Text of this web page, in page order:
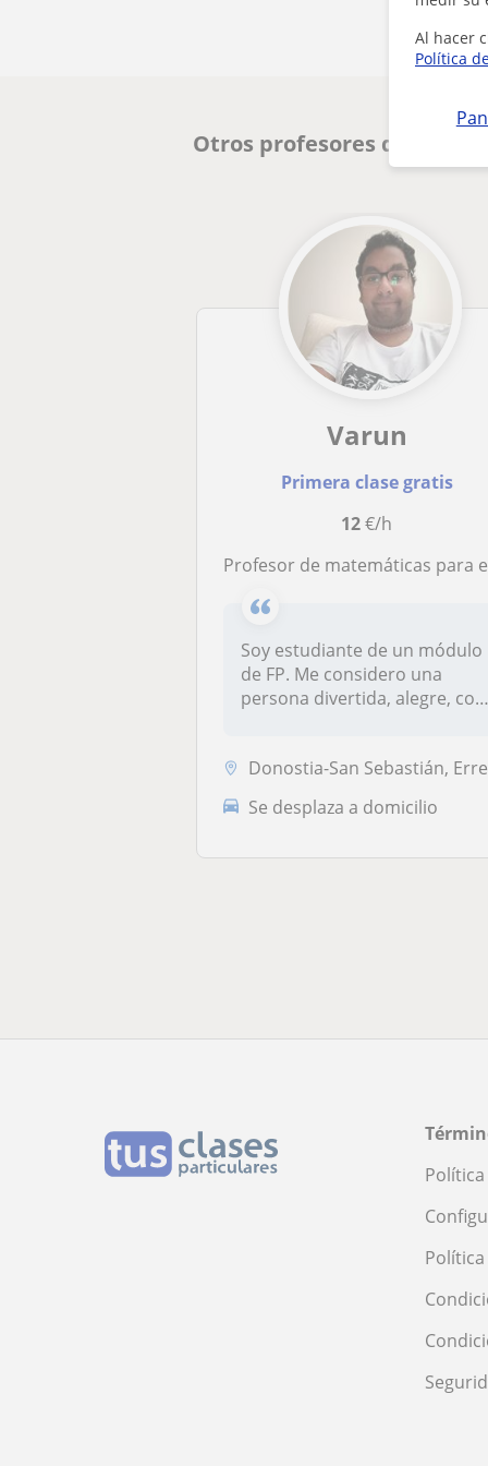
Al hacer
Política
Otros profesores de
Varun
Primera clase gratis
12€/h
Profesor de matemáticas para enseñar a niños de 7-10 años
Soy estudiante de un módulo
de FP. Me considero una
persona divertida, alegre, con
Donostia-San Sebastián, Errenteria, Lezo, Pasaia
Se desplaza a domicilio